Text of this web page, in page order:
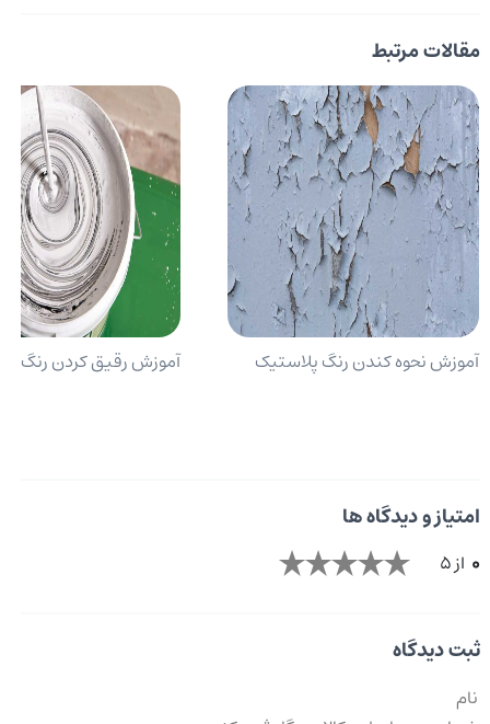
مقالات مرتبط
آموزش نحوه کندن رنگ پلاستیک آموزش رقیق کردن رنگ
امتیاز و دیدگاه ها
0 از 5
ثبت دیدگاه